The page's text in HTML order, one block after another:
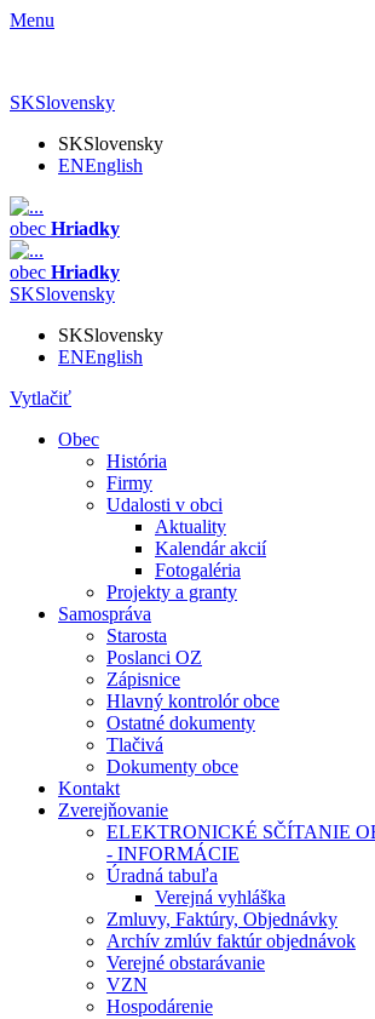
Menu
SKSlovensky
SKSlovensky
ENEnglish
obec Hriadky
obec Hriadky
SKSlovensky
SKSlovensky
ENEnglish
Vytlačiť
Obec
História
Firmy
Udalosti v obci
Aktuality
Kalendár akcií
Fotogaléria
Projekty a granty
Samospráva
Starosta
Poslanci OZ
Zápisnice
Hlavný kontrolór obce
Ostatné dokumenty
Tlačivá
Dokumenty obce
Kontakt
Zverejňovanie
ELEKTRONICKÉ SČÍTANIE
- INFORMÁCIE
Úradná tabuľa
Verejná vyhláška
Zmluvy, Faktúry, Objednávky
Archív zmlúv faktúr objednávok
Verejné obstarávanie
VZN
Hospodárenie